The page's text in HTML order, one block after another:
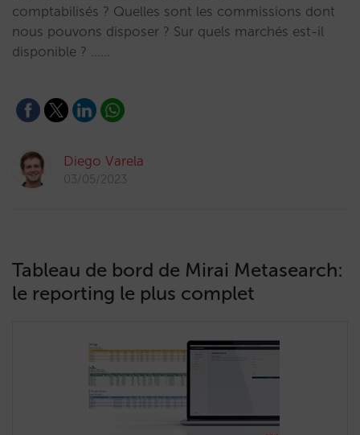
comptabilisés ? Quelles sont les commissions dont
nous pouvons disposer ? Sur quels marchés est-il
disponible ? ...…
Diego Varela
03/05/2023
Tableau de bord de Mirai Metasearch:
le reporting le plus complet